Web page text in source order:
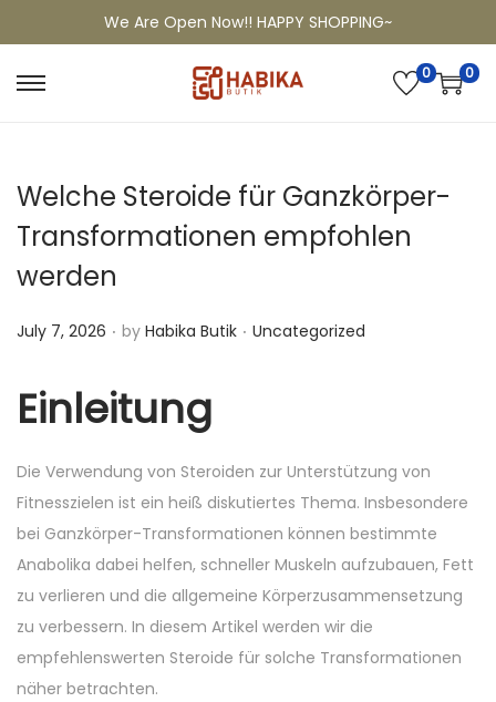
We Are Open Now!! HAPPY SHOPPING~
0 0
Welche Steroide für Ganzkörper-
Transformationen empfohlen
werden
P
s
t
d
o
n
July 7, 2026 . by Habika Butik . P
d
i
n
Uncategorized
Einleitung
Die Verwendung von Steroiden zur Unterstützung von
Fitnesszielen ist ein heiß diskutiertes Thema. Insbesondere
bei Ganzkörper-Transformationen können bestimmte
Anabolika dabei helfen, schneller Muskeln aufzubauen, Fett
zu verlieren und die allgemeine Körperzusammensetzung
zu verbessern. In diesem Artikel werden wir die
empfehlenswerten Steroide für solche Transformationen
näher betrachten.